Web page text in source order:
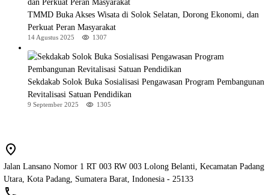
TMMD Buka Akses Wisata di Solok Selatan, Dorong Ekonomi, dan
Perkuat Peran Masyarakat
14 Agustus 2025 1307
Sekdakab Solok Buka Sosialisasi Pengawasan Program Pembangunan
Revitalisasi Satuan Pendidikan
9 September 2025 1305
Jalan Lansano Nomor 1 RT 003 RW 003 Lolong Belanti, Kecamatan Padang
Utara, Kota Padang, Sumatera Barat, Indonesia - 25133